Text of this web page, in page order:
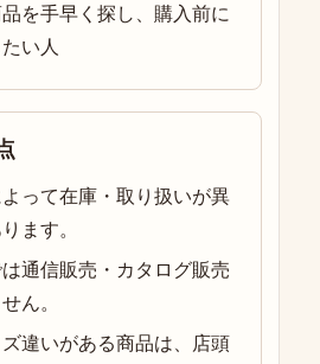
を手早く探し、購入前に
い人
って在庫・取り扱いが異
ます。
通信販売・カタログ販売
ん。
違いがある商品は、店頭